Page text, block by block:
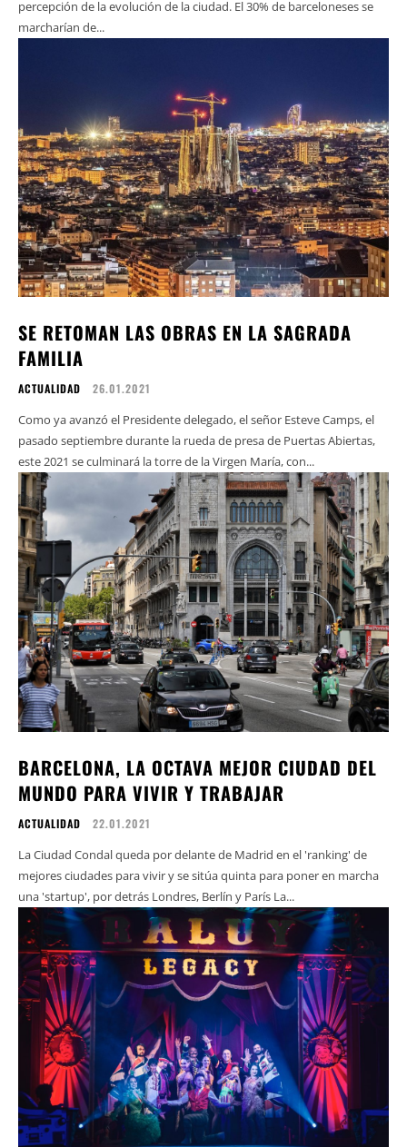
percepción de la evolución de la ciudad. El 30% de barceloneses se
marcharían ​​de...
SE RETOMAN LAS OBRAS EN LA SAGRADA
FAMILIA
ACTUALIDAD 26.01.2021
Como ya avanzó el Presidente delegado, el señor Esteve Camps, el
pasado septiembre durante la rueda de presa de Puertas Abiertas,
este 2021 se culminará la torre de la Virgen María, con...
BARCELONA, LA OCTAVA MEJOR CIUDAD DEL
MUNDO PARA VIVIR Y TRABAJAR
ACTUALIDAD 22.01.2021
La Ciudad Condal queda por delante de Madrid en el 'ranking' de
mejores ciudades para vivir y se sitúa quinta para poner en marcha
una 'startup', por detrás Londres, Berlín y París La...